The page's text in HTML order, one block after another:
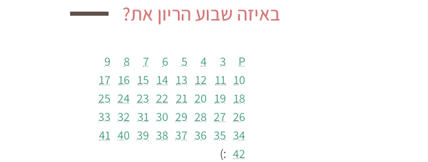
באיזה שבוע הריון את?
P
3
4
5
6
7
8
9
10
11
12
13
14
15
16
17
18
19
20
21
22
23
24
25
26
27
28
29
30
31
32
33
34
35
36
37
38
39
40
41
42
:)